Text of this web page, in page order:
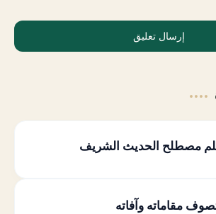
إرسال تعليق
مصطلح الحديث الشريف
مقاماته وآفاته